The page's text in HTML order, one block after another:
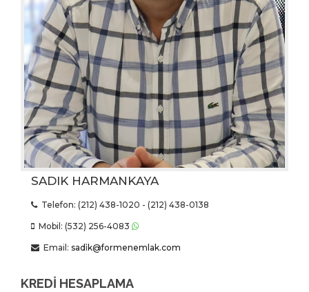
SADIK HARMANKAYA
Telefon: (212) 438-1020 - (212) 438-0138
Mobil: (532) 256-4083
Email: sadi̇k@formenemlak.com
KREDİ HESAPLAMA